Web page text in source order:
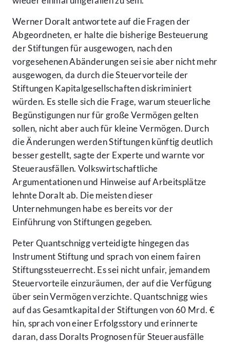
Werner Doralt antwortete auf die Fragen der
Abgeordneten, er halte die bisherige Besteuerung
der Stiftungen für ausgewogen, nach den
vorgesehenen Abänderungen sei sie aber nicht mehr
ausgewogen, da durch die Steuervorteile der
Stiftungen Kapitalgesellschaften diskriminiert
würden. Es stelle sich die Frage, warum steuerliche
Begünstigungen nur für große Vermögen gelten
sollen, nicht aber auch für kleine Vermögen. Durch
die Änderungen werden Stiftungen künftig deutlich
besser gestellt, sagte der Experte und warnte vor
Steuerausfällen. Volkswirtschaftliche
Argumentationen und Hinweise auf Arbeitsplätze
lehnte Doralt ab. Die meisten dieser
Unternehmungen habe es bereits vor der
Einführung von Stiftungen gegeben.
Peter Quantschnigg verteidigte hingegen das
Instrument Stiftung und sprach von einem fairen
Stiftungssteuerrecht. Es sei nicht unfair, jemandem
Steuervorteile einzuräumen, der auf die Verfügung
über sein Vermögen verzichte. Quantschnigg wies
auf das Gesamtkapital der Stiftungen von 60 Mrd. €
hin, sprach von einer Erfolgsstory und erinnerte
daran, dass Doralts Prognosen für Steuerausfälle